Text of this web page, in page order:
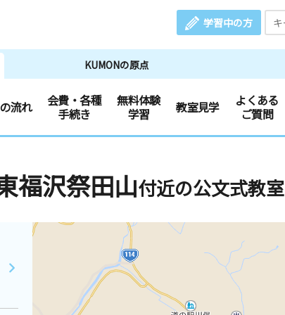
学習中の方
KUMONの原点
流れ
会費・各種
手続き
無料体験
学習
教室見学
よくある
ご質問
福沢祭田山付近の公文式教室